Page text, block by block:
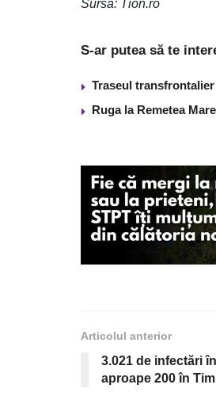
Sursa: Tion.ro
S-ar putea să te
Traseul
Ruga la Remetea
Articolul anterior
3.021 de infectări
aproape 200 în